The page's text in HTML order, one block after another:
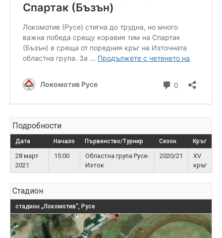
Подробности
Дата Начало Първенство/Турнир Сезон Кръг
28 март
2021
15:00
Областна група Русе-
Изток
2020/21
XV
кръг
Стадион
стадион „Локомотив“, Русе